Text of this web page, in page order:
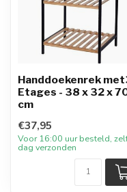
Handdoekenrek
Etages - 38 x 32 x
cm
€37,95
Voor 16:00 uur besteld,
dag verzonden